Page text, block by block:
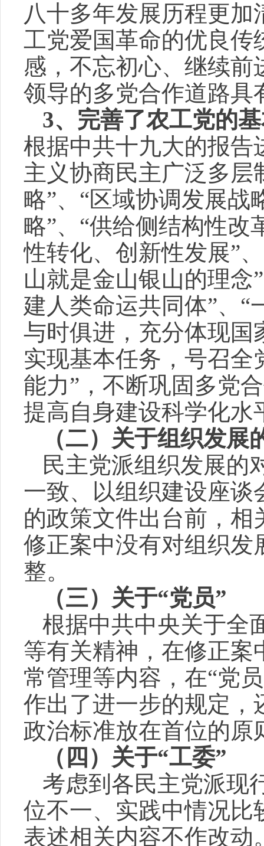
八十多年发展历程更
工党爱国革命的优良传
感，不忘初心、继续前
领导的多党合作道路具
3、完善了农工党的
根据中共十九大的报告
主义协商民主广泛多层
略”、“区域协调发展战
略”、“供给侧结构性改
性转化、创新性发展”
山就是金山银山的理念
建人类命运共同体”、“
与时俱进，充分体现国
实现基本任务，号召全
能力”，不断巩固多党
提高自身建设科学化水
（二）关于组织发展
民主党派组织发展的
一致、以组织建设座谈
的政策文件出台前，
修正案中没有对组织发
整。
（三）关于“党员”
根据中共中央关于全
等有关精神，在修正案
常管理等内容，在“党
作出了进一步的规定，
政治标准放在首位的原
（四）关于“工委”
考虑到各民主党派现
位不一、实践中情况比
表述相关内容不作改动